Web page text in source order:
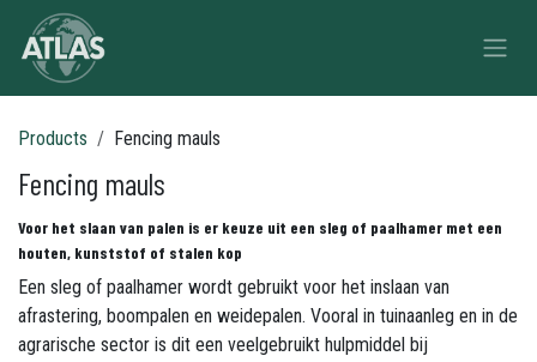
Skip to Content
Products Fencing mauls
Fencing mauls
Voor het slaan van palen is er keuze uit een sleg of paalhamer met een
houten, kunststof of stalen kop
Een sleg of paalhamer wordt gebruikt voor het inslaan van
afrastering, boompalen en weidepalen. Vooral in tuinaanleg en in de
agrarische sector is dit een veelgebruikt hulpmiddel bij